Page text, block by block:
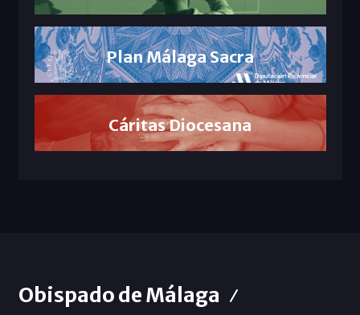
Plan Málaga Sacra
Cáritas Diocesana
Obispado de Málaga